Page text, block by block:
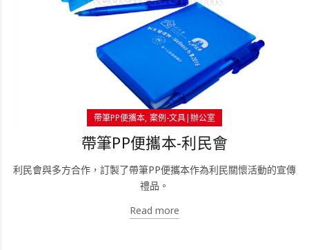
帶筆PP便攜本 案例-文具|辦公室
帶筆PP便攜本-利民會
利民會與多方合作，訂製了帶筆PP便攜本作為利民關懷活動的宣傳
禮品。
Read more